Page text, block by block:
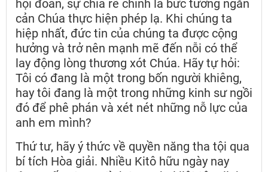
hội đoàn, sự chia rẽ chính là bức tường ngăn
cản Chúa thực hiện phép lạ. Khi chúng ta
hiệp nhất, đức tin của chúng ta được cộng
hưởng và trở nên mạnh mẽ đến nỗi có thể
lay động lòng thương xót Chúa. Hãy tự hỏi:
Tôi có đang là một trong bốn người khiêng,
hay tôi đang là một trong những kinh sư ngồi
đó để phê phán và xét nét những nỗ lực của
anh em mình?
Thứ tư, hãy ý thức về quyền năng tha tội qua
bí tích Hòa giải. Nhiều Kitô hữu ngày nay